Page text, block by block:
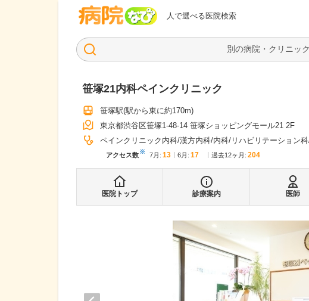
人で選べる医院検索
病院なび
笹塚21内科ペインクリニック
笹塚駅(駅から東に約170m)
東京都渋谷区笹塚1-48-14 笹塚ショッピングモール21 2F
ペインクリニック内科 漢方内科 内科 リハビリテーション科
アクセス数※ 7月 : 13 6月 : 17 過去12ヶ月: 204
医院トップ 診療案内 医師